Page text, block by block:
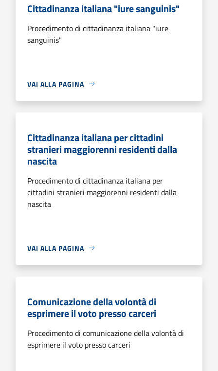
Cittadinanza italiana "iure sanguinis"
Procedimento di cittadinanza italiana "iure
sanguinis"
VAI ALLA PAGINA
Cittadinanza italiana per cittadini
stranieri maggiorenni residenti dalla
nascita
Procedimento di cittadinanza italiana per
cittadini stranieri maggiorenni residenti dalla
nascita
VAI ALLA PAGINA
Comunicazione della volontà di
esprimere il voto presso carceri
Procedimento di comunicazione della volontà di
esprimere il voto presso carceri